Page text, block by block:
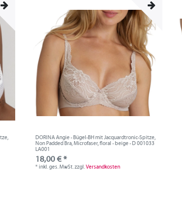
DORINA Angie - Bügel-BH mit Jacquardtronic-Spitze,
Non Padded Bra, Microfaser, floral - beige - D 001033
LA001
18,00 € *
*inkl. ges. MwSt.zzgl.Versandkosten